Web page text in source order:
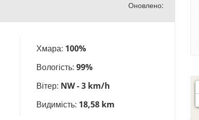
Оновлено:
Хмара: 100%
Вологість: 99%
Вітер: NW - 3 km/h
Видимість: 18,58 km